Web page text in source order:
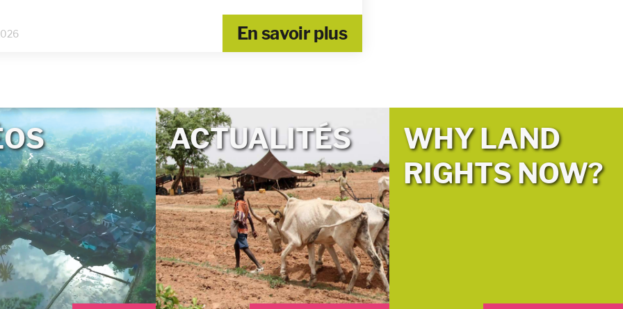
En savoir plus
ACTUALITÉS
WHY LAND
RIGHTS NOW?